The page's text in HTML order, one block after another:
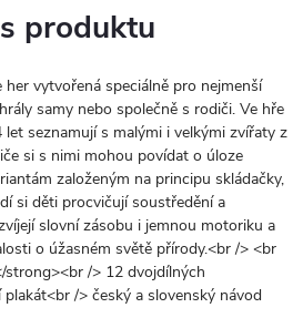
produktu
her vytvořená speciálně pro nejmenší
samy nebo společně s rodiči. Ve hře
seznamují s malými i velkými zvířaty z
si s nimi mohou povídat o úloze
založeným na principu skládačky,
si děti procvičují soustředění a
slovní zásobu i jemnou motoriku a
o úžasném světě přírody.<br /> <br
strong><br /> 12 dvojdílných
/> český a slovenský návod